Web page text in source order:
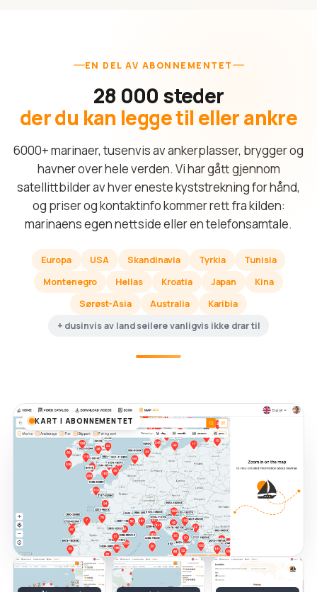
EN DEL AV ABONNEMENTET
28 000 steder
der du kan legge til eller ankre
6000+ marinaer, tusenvis av ankerplasser, brygger og
havner over hele verden. Vi har gått gjennom
satellittbilder av hver eneste kyststrekning for hånd,
og priser og kontaktinfo kommer rett fra kilden:
marinaens egen nettside eller en telefonsamtale.
Europa USA Skandinavia Tyrkia
Tunisia
Montenegro
Hellas Kroatia Japan
Kina
Sørøst-Asia
Australia
Karibia
+ dusinvis av land seilere vanligvis ikke drar til
KART I ABONNEMENTET